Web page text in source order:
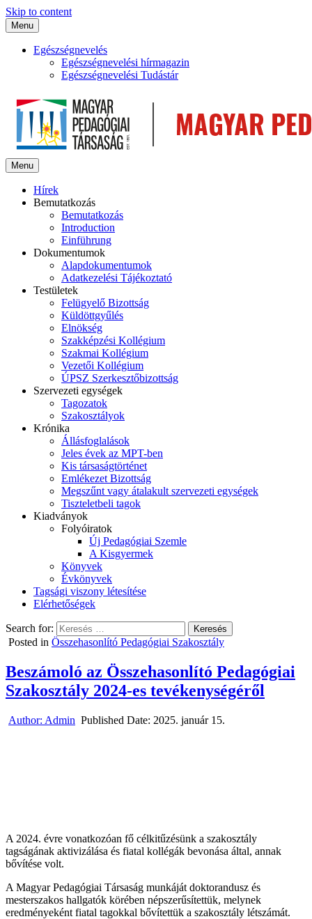
Skip to content
Menu
Egészségnevelés
Egészségnevelési hírmagazin
Egészségnevelési Tudástár
Menu
Hírek
Bemutatkozás
Bemutatkozás
Introduction
Einführung
Dokumentumok
Alapdokumentumok
Adatkezelési Tájékoztató
Testületek
Felügyelő Bizottság
Küldöttgyűlés
Elnökség
Szakképzési Kollégium
Szakmai Kollégium
Vezetői Kollégium
ÚPSZ Szerkesztőbizottság
Szervezeti egységek
Tagozatok
Szakosztályok
Krónika
Állásfoglalások
Jeles évek az MPT-ben
Kis társaságtörténet
Emlékezet Bizottság
Megszűnt vagy átalakult szervezeti egységek
Tiszteletbeli tagok
Kiadványok
Folyóiratok
Új Pedagógiai Szemle
A Kisgyermek
Könyvek
Évkönyvek
Tagsági viszony létesítése
Elérhetőségek
Search for:
Posted in Összehasonlító Pedagógiai Szakosztály
Beszámoló az Összehasonlító Pedagógiai
Szakosztály 2024-es tevékenységéről
Author: Admin Published Date: 2025. január 15.
A 2024. évre vonatkozóan fő célkitűzésünk a szakosztály
tagságának aktivizálása és fiatal kollégák bevonása által, annak
bővítése volt.
A Magyar Pedagógiai Társaság munkáját doktorandusz és
mesterszakos hallgatók körében népszerűsítettük, melynek
eredményeként fiatal tagokkal bővítettük a szakosztály létszámát.